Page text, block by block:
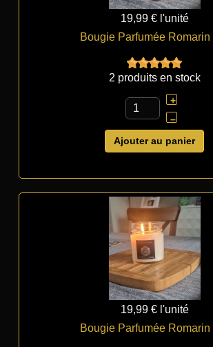
19,99 € l'unité
Bougie Parfumée Romarin
2 produits en stock
+
–
Ajouter au panier
19,99 € l'unité
Bougie Parfumée Romarin